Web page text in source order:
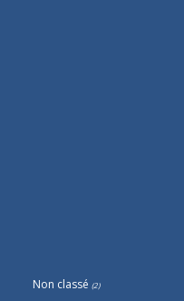
Non classé (2)